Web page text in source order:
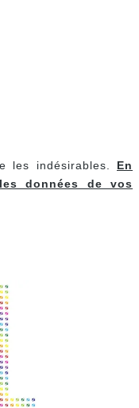
les indésirables. En
données de vos